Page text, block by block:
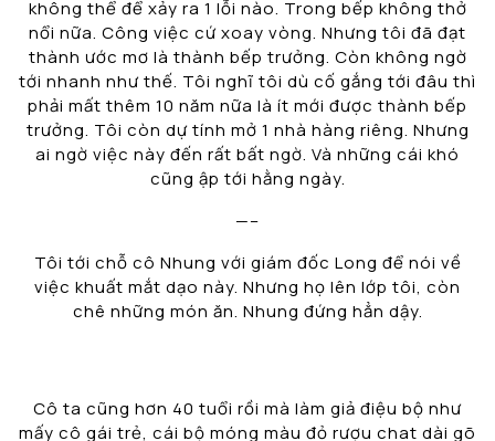
không thể để xảy ra 1 lỗi nào. Trong bếp không thở
nổi nữa. Công việc cứ xoay vòng. Nhưng tôi đã đạt
thành ước mơ là thành bếp trưởng. Còn không ngờ
tới nhanh như thế. Tôi nghĩ tôi dù cố gắng tới đâu thì
phải mất thêm 10 năm nữa là ít mới được thành bếp
trưởng. Tôi còn dự tính mở 1 nhà hàng riêng. Nhưng
ai ngờ việc này đến rất bất ngờ. Và những cái khó
cũng ập tới hằng ngày.
—–
Tôi tới chỗ cô Nhung với giám đốc Long để nói về
việc khuất mắt dạo này. Nhưng họ lên lớp tôi, còn
chê những món ăn. Nhung đứng hẳn dậy.
Cô ta cũng hơn 40 tuổi rồi mà làm giả điệu bộ như
mấy cô gái trẻ, cái bộ móng màu đỏ rượu chat dài gõ